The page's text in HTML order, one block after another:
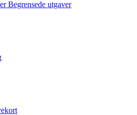
Begrensede utgaver